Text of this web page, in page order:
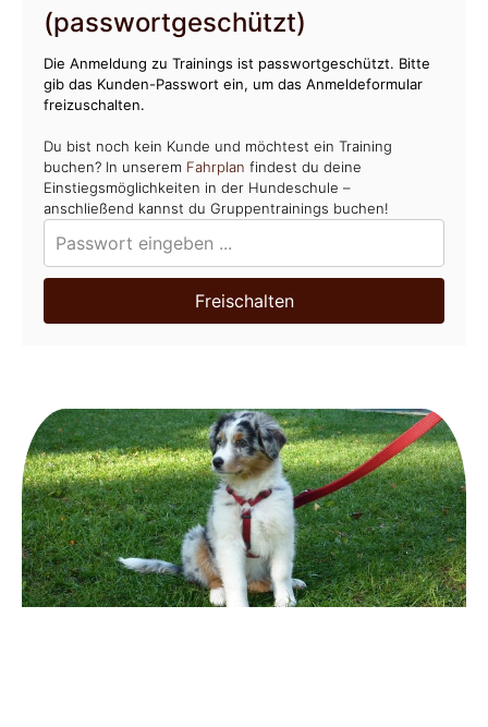
(passwortgeschützt)
Die Anmeldung zu Trainings ist passwortgeschützt. Bitte
gib das Kunden-Passwort ein, um das Anmeldeformular
freizuschalten.
Du bist noch kein Kunde und möchtest ein Training
buchen? In unserem Fahrplan findest du deine
Einstiegsmöglichkeiten in der Hundeschule –
anschließend kannst du Gruppentrainings buchen!
Freischalten